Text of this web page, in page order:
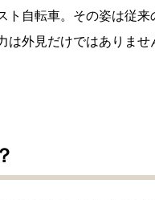
自転車。その姿は従
外見だけではありま